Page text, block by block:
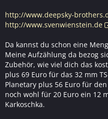
http://www.deepsky-
http://www.svenwienstein.de
Da kannst du schon eine
Meine Aufzählung da bezog
Zubehör, wie viel dich das
plus 69 Euro für das 32 mm
Planetary plus 56 Euro für
noch wohl für 20 Euro ein 12
Karkoschka.